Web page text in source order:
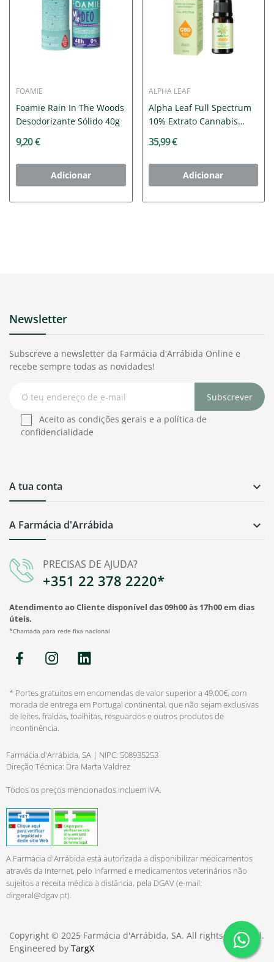
FOAMIE
Foamie Rain In The Woods
Desodorizante Sólido 40g
9,20 €
Adicionar
ALPHA LEAF
Alpha Leaf Full Spectrum
10% Extrato Cannabis
35,99 €
Adicionar
PRECISAS DE AJUDA?
+351 22 378 2220*
Atendimento ao Cliente disponível das 09h00 às 17h00 em dias
úteis.
*Chamada para rede fixa nacional
A Farmácia d'Arrábida 
A tua conta 
Newsletter
Subscreve a newsletter da Farmácia d'Arrábida Online e
recebe sempre todas as novidades!
Subscrever
Aceito as condições gerais e a política de
confidencialidade
* Portes gratuitos em encomendas de valor superior a 49,00€, com
morada de entrega em Portugal continental, que não sejam exclusivas
de leites, fraldas, toalhitas, resguardos e outros produtos de
incontinência.
Farmácia d'Arrábida, SA | NIPC: 508935253
Direção Técnica: Dra Marta Valdrez
Todos os preços mencionados incluem IVA.
A Farmácia d'Arrábida está autorizada a disponibilizar medicamentos
através da Internet, pelo Infarmed e medicamentos veterinários não
sujeitos a receita médica à distância, pela DGAV (e-mail:
dirgeral@dgav.pt).
Copyright © 2025 Farmácia d'Arrábida, SA. All rights reserved.
Engineered by TargX